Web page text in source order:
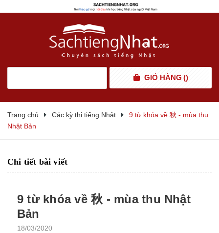
GIỎ HÀNG ()
Trang chủ Các kỳ thi tiếng Nhật
9 từ khóa về 秋 - mùa thu
Nhật Bản
Chi tiết bài viết
9 từ khóa về 秋 - mùa thu Nhật
Bản
18/03/2020